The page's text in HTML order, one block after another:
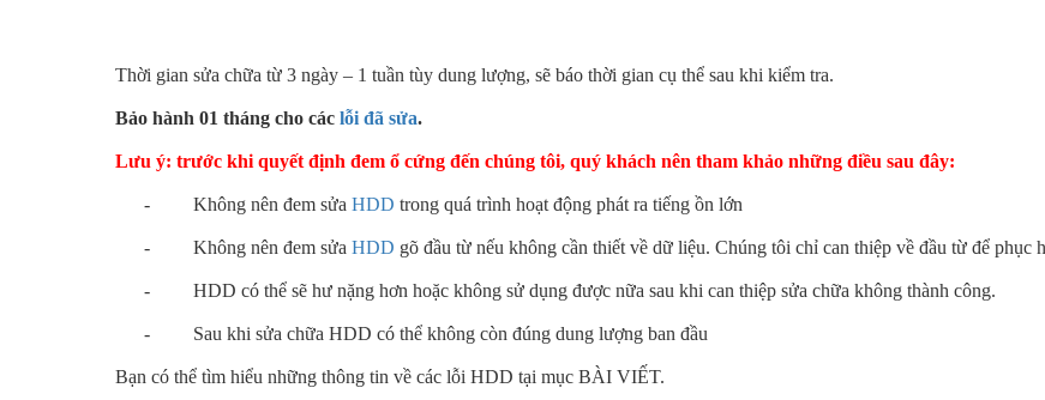
Thời gian sửa chữa từ 3 ngày – 1 tuần tùy dung lượng, sẽ báo thời gian cụ thể sau khi kiểm tra.
Bảo hành 01 tháng cho các lỗi đã sửa.
Lưu ý: trước khi quyết định đem ổ cứng đến chúng tôi, quý khách nên tham khảo những điều sau đây:
- Không nên đem sửa HDD trong quá trình hoạt động phát ra tiếng ồn lớn
- Không nên đem sửa HDD gõ đầu từ nếu không cần thiết về dữ liệu. Chúng tôi chỉ can thiệp về đầu từ để phục
- HDD có thể sẽ hư nặng hơn hoặc không sử dụng được nữa sau khi can thiệp sửa chữa không thành công.
- Sau khi sửa chữa HDD có thể không còn đúng dung lượng ban đầu
Bạn có thể tìm hiểu những thông tin về các lỗi HDD tại mục BÀI VIẾT.